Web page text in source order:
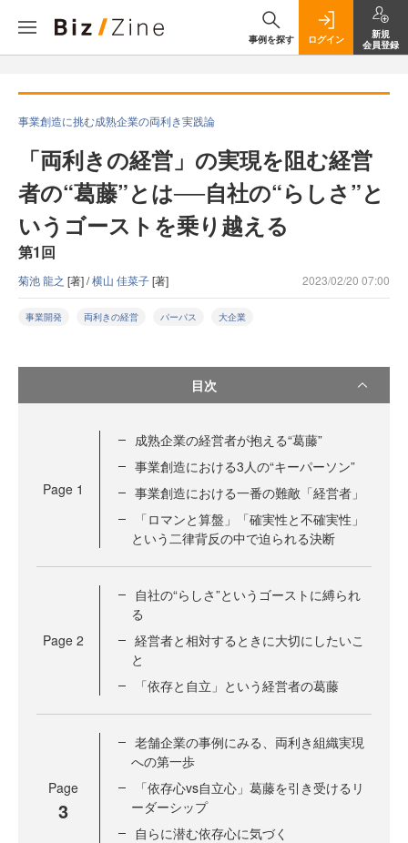
事例を探す ログイン
新規
会員登録
事業創造に挑む成熟企業の両利き実践論
「両利きの経営」の実現を阻む経営
者の“葛藤”とは──自社の“らしさ”と
いうゴーストを乗り越える
第1回
菊池 龍之 [著] /横山 佳菜⼦[著] 2023/02/20 07:00
事業開発 両利きの経営 パーパス 大企業
目次
Page 1
成熟企業の経営者が抱える“葛藤”
事業創造における3人の“キーパーソン”
事業創造における一番の難敵「経営者」
「ロマンと算盤」「確実性と不確実性」
という二律背反の中で迫られる決断
Page 2
自社の“らしさ”というゴーストに縛られ
る
経営者と相対するときに大切にしたいこ
と
「依存と自立」という経営者の葛藤
Page
3
老舗企業の事例にみる、両利き組織実現
への第一歩
「依存心vs自立心」葛藤を引き受けるリ
ーダーシップ
自らに潜む依存心に気づく